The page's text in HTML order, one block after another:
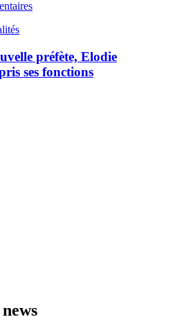
préfète, Elodie
ses fonctions